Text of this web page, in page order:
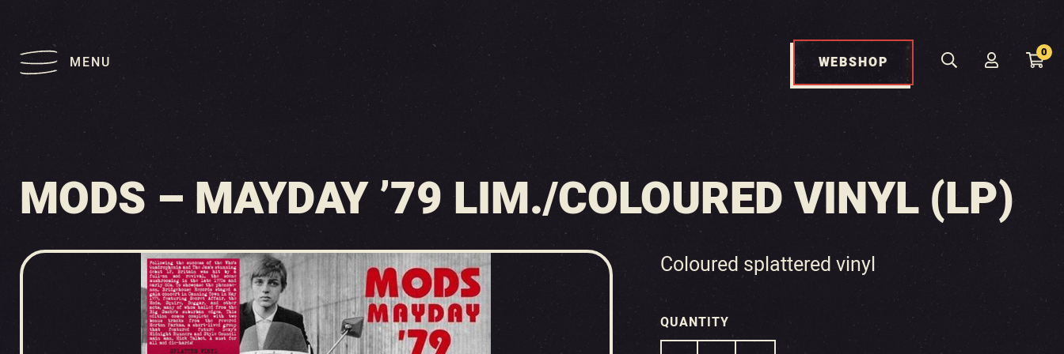
MENU WEBSHOP
0
MODS – MAYDAY ’79 LIM./COLOURED VINYL (LP)
Coloured splattered vinyl
QUANTITY